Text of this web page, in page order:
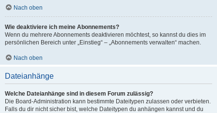
Nach oben
Wie deaktiviere ich meine Abonnements?
Wenn du mehrere Abonnements deaktivieren möchtest, so kannst du dies im
persönlichen Bereich unter „Einstieg“ – „Abonnements verwalten“ machen.
Nach oben
Dateianhänge
Welche Dateianhänge sind in diesem Forum zulässig?
Die Board-Administration kann bestimmte Dateitypen zulassen oder verbieten.
Falls du dir nicht sicher bist, welche Dateitypen du anhängen kannst und du